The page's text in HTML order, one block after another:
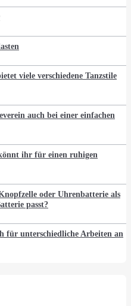
viele verschiedene Tanzstile
auch bei einer einfachen
ihr für einen ruhigen
oder Uhrenbatterie als
passt?
für unterschiedliche Arbeiten an